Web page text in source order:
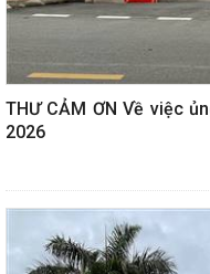
THƯ CẢM ƠN Về việc
2026